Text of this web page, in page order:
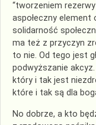
“tworzeniem
aspołeczny element
solidarność
ma też z przyczyn
to nie. Od tego jest
podwyższanie
który i tak jest
które i tak są dla
No dobrze, a kto